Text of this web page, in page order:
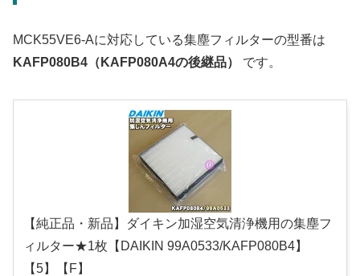
MCK55VE6-Aに対応している集塵フィルターの型番は
KAFP080B4（KAFP080A4の後継品）
です。
【純正品・新品】ダイキン加湿空気清浄機用の集塵フ
ィルター★1枚【DAIKIN 99A0533/KAFP080B4】
【5】【F】